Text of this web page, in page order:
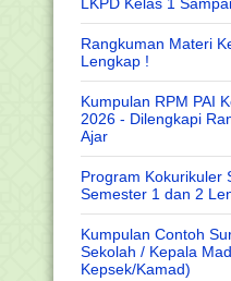
Rangkuman Materi
Lengkap !
Kumpulan RPM PAI
2026 - Dilengkapi
Ajar
Program Kokurikuler
Semester 1 dan 2
Kumpulan Contoh
Sekolah / Kepala
Kepsek/Kamad)